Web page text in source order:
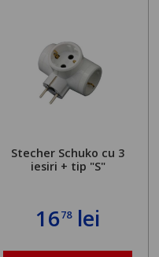
Stecher Schuko cu 3
iesiri + tip "S"
1678lei